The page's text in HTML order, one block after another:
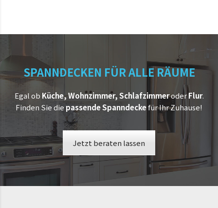
SPANNDECKEN FÜR ALLE RÄUME
Egal ob Küche, Wohnzimmer, SchlafzimmeroderFlur.
Finden Sie die passende Spanndeckefür Ihr Zuhause!
Jetzt beraten lassen